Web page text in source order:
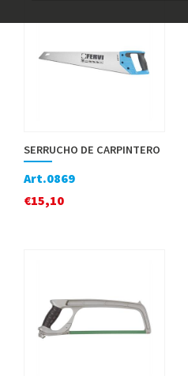
SERRUCHO DE CARPINTERO
Art.0869
€15,10